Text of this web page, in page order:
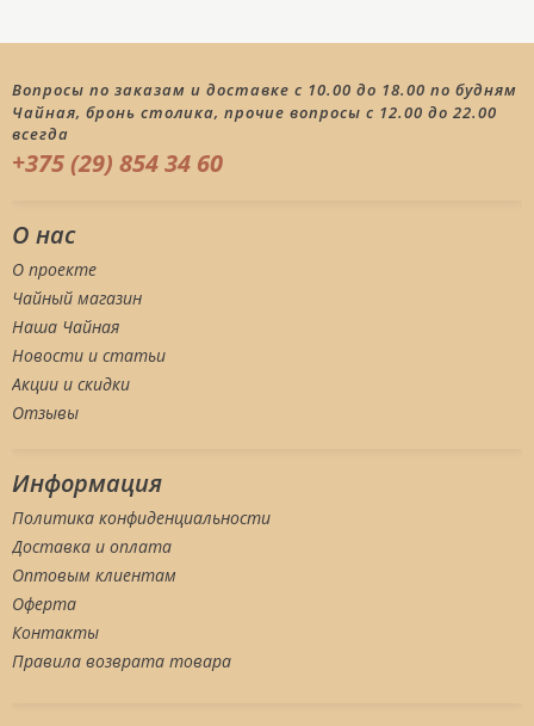
Вопросы по заказам и доставке с 10.00 до 18.00 по будням
Чайная, бронь столика, прочие вопросы с 12.00 до 22.00
всегда
+375 (29) 854 34 60
О нас
О проекте
Чайный магазин
Наша Чайная
Новости и статьи
Акции и скидки
Отзывы
Информация
Политика конфиденциальности
Доставка и оплата
Оптовым клиентам
Оферта
Контакты
Правила возврата товара